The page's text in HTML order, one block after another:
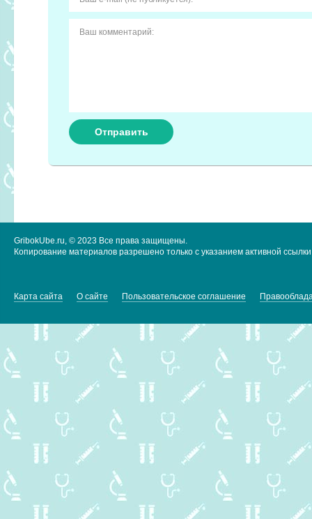
GribokUbe.ru, © 2023 Все права защищены.
Копирование материалов разрешено только с указанием активной
Карта сайта О сайте Пользовательское соглашение